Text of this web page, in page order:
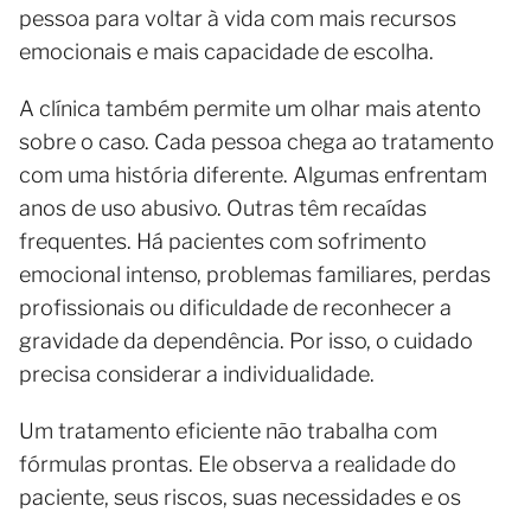
pessoa para voltar à vida com mais recursos
emocionais e mais capacidade de escolha.
A clínica também permite um olhar mais atento
sobre o caso. Cada pessoa chega ao tratamento
com uma história diferente. Algumas enfrentam
anos de uso abusivo. Outras têm recaídas
frequentes. Há pacientes com sofrimento
emocional intenso, problemas familiares, perdas
profissionais ou dificuldade de reconhecer a
gravidade da dependência. Por isso, o cuidado
precisa considerar a individualidade.
Um tratamento eficiente não trabalha com
fórmulas prontas. Ele observa a realidade do
paciente, seus riscos, suas necessidades e os